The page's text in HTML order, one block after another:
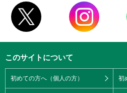
このサイトについて
初めての方へ（個人の方） 初